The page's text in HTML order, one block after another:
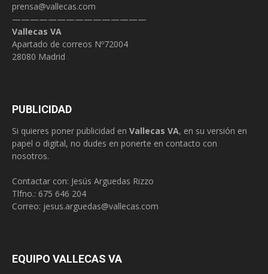
prensa@vallecas.com
———————————————
Vallecas VA
Apartado de correos Nº72004
28080 Madrid
PUBLICIDAD
Si quieres poner publicidad en Vallecas VA, en su versión en
papel o digital, no dudes en ponerte en contacto con
nosotros.
Contactar con: Jesús Arguedas Rizzo
Tlfno.: 675 646 204
Correo: jesus.arguedas@vallecas.com
EQUIPO VALLECAS VA